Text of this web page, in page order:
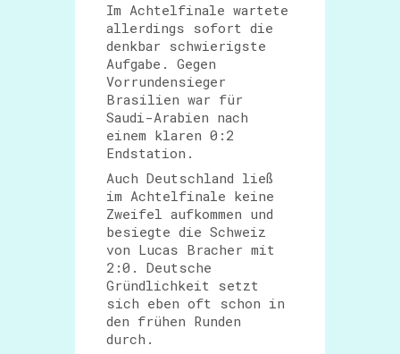
Im Achtelfinale wartete
allerdings sofort die
denkbar schwierigste
Aufgabe. Gegen
Vorrundensieger
Brasilien war für
Saudi-Arabien nach
einem klaren 0:2
Endstation.
Auch Deutschland ließ
im Achtelfinale keine
Zweifel aufkommen und
besiegte die Schweiz
von Lucas Bracher mit
2:0. Deutsche
Gründlichkeit setzt
sich eben oft schon in
den frühen Runden
durch.